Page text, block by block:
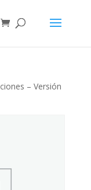
– Versión